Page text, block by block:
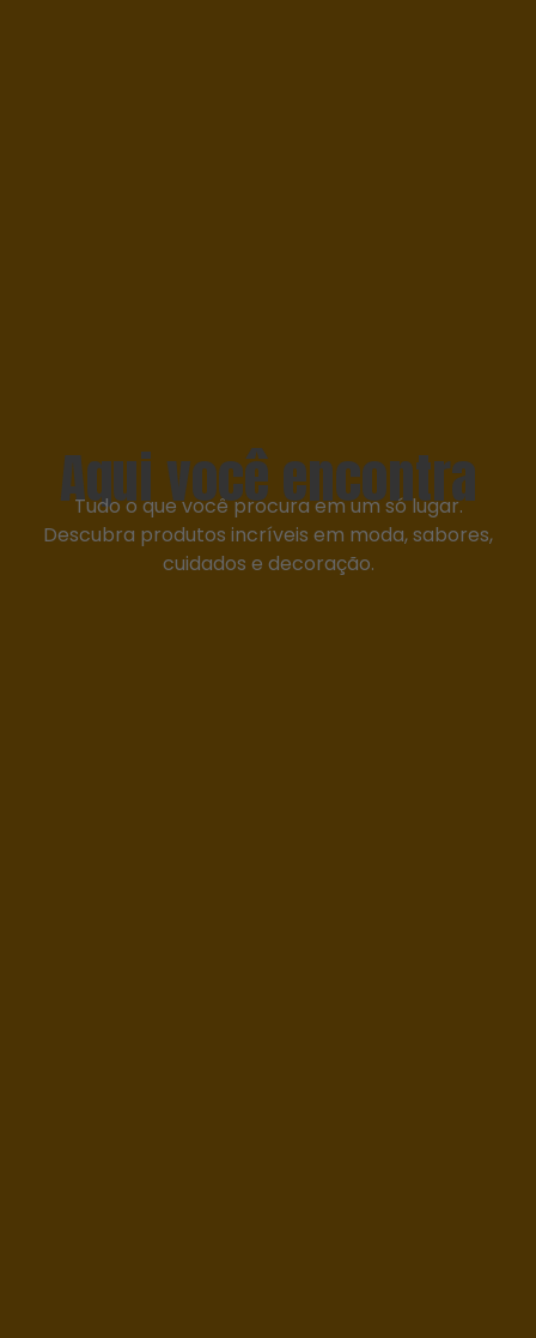
Aqui você encontra
Tudo o que você procura em um só lugar.
Descubra produtos incríveis em moda, sabores,
cuidados e decoração.